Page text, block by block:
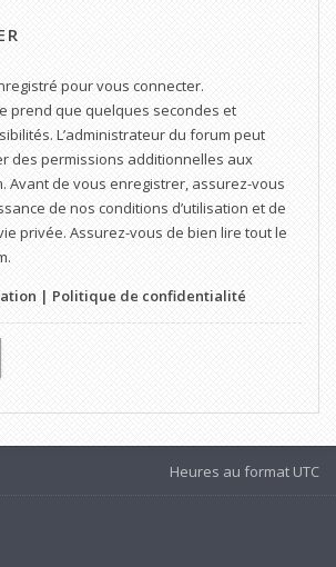
pour vous connecter.
prend que quelques secondes et
L’administrateur du forum peut
des permissions additionnelles aux
Avant de vous enregistrer, assurez-vous
de nos conditions d’utilisation et de
privée. Assurez-vous de bien lire tout le
| Politique de confidentialité
Heures au format UTC